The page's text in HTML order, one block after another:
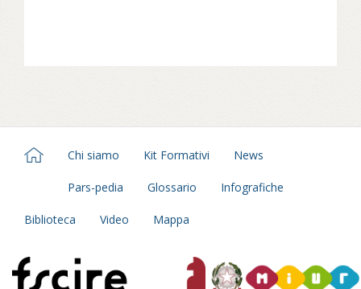
Chi siamo Kit Formativi News
Pars-pedia Glossario Infografiche
Biblioteca Video Mappa